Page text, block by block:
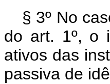
§ 3º No
do art. 1º, o
ativos das
passiva de